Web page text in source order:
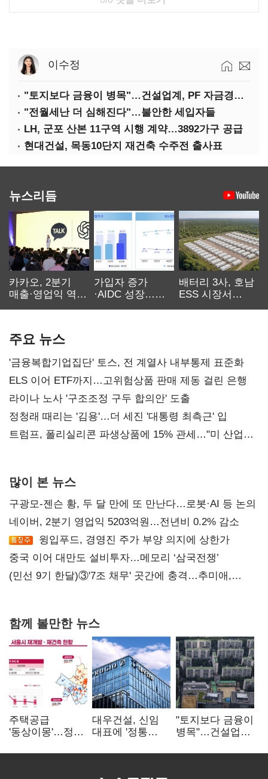
이수정
"토지보다 금융이 병목"…건설업계, PF 자금경색 해소 목소리
"전월세난 더 심해진다"…불안한 세입자들
LH, 군포 산본 11구역 시행 계약…3892가구 공급
현대건설, 목동10단지 재건축 수주전 출사표
뉴스리듬
카카오, 2분기
매출·영업익 역대
가입자 증가
·AIDC 성장…
배터리 3사, 호남
ESS 시장서
주요 뉴스
'금융복합기업집단' 토스, 전 계열사 내부통제 표준화
ELS 이어 ETF까지…고위험상품 판매 제동 걸린 은행
라이나 노사 '구조조정 구두 합의안' 도출
정청래 때리는 '김용'…더 세진 '대통령 최측근' 입
트럼프, 폴리실리콘 파생상품에 15% 관세…"미 산업
많이 본 뉴스
구광모-젠슨 황, 두 달 만에 또 만난다…로봇·AI 등 논의
네이버, 2분기 영업익 5203억원…전년비 0.2% 감소
윙입푸드, 경영진 주가 부양 의지에 상한가
중국 이어 대만도 설비투자…메모리 ‘삼국전쟁’
(민선 9기 한달)③'7조 채무' 곳간에 충격…추미애,
함께 볼만한 뉴스
주택공급
'동상이몽'…정부
없으면 '공수표'
대우건설, 신임
대표에 '정통
부사장 내정
"토지보다 금융이
병목"…건설업계,
해소 목소리